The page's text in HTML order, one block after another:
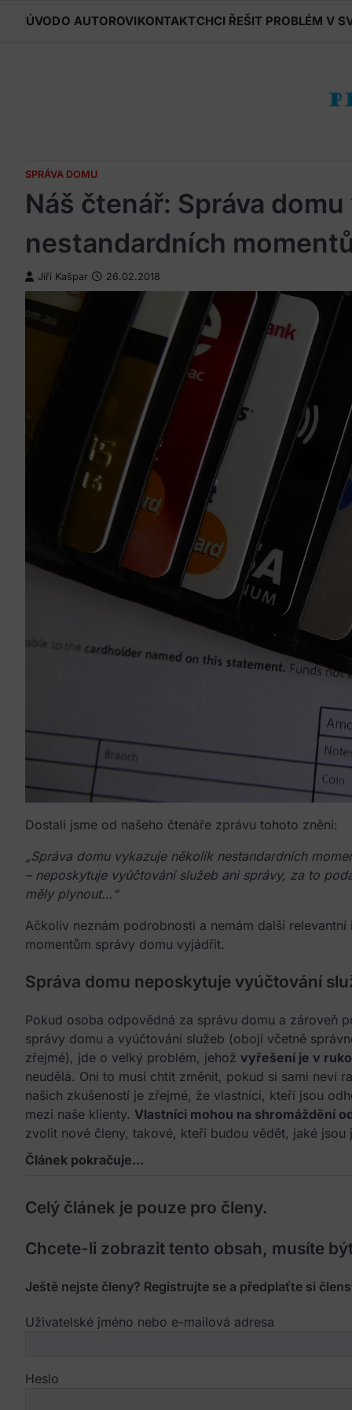
ÚVODO AUTOROVIKONTAKTCHCI ŘEŠIT PROBLÉM V
SPRÁVA DOMU
Náš čtenář: Správa
nestandardních
Jiří Kašpar 26.02.2018
Dostali jsme od našeho čtenáře zprávu tohoto znění:
„Správa domu vykazuje několik nestandardních
– neposkytuje vyúčtování služeb ani správy, za to
měly plynout…“
Ačkoliv neznám podrobnosti a nemám další
momentům správy domu vyjádřit.
Správa domu neposkytuje vyúčtování
Pokud osoba odpovědná za správu domu a zároveň
správy domu a vyúčtování služeb (obojí včetně
zřejmé), jde o velký problém, jehož vyřešení je v
neudělá. Oni to musí chtít změnit, pokud si sami neví
našich zkušeností je zřejmé, že vlastníci, kteří jsou
mezi naše klienty. Vlastníci mohou na shromáždění
zvolit nové členy, takové, kteří budou vědět, jaké
Článek pokračuje...
Celý článek je pouze pro členy.
Chcete-li zobrazit tento obsah, musíte
Ještě nejste členy? Registrujte se a předplaťte si
Uživatelské jméno nebo e-mailová adresa
Heslo